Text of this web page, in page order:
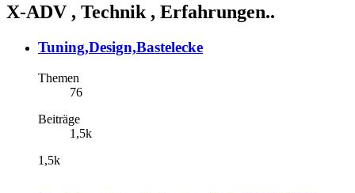
X-ADV , Technik , Erfahrungen..
Tuning,Design,Bastelecke
Themen
76
Beiträge
1,5k
1,5k